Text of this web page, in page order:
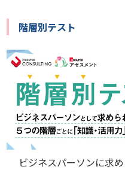
階層別テスト
ビジネスパーソンに求